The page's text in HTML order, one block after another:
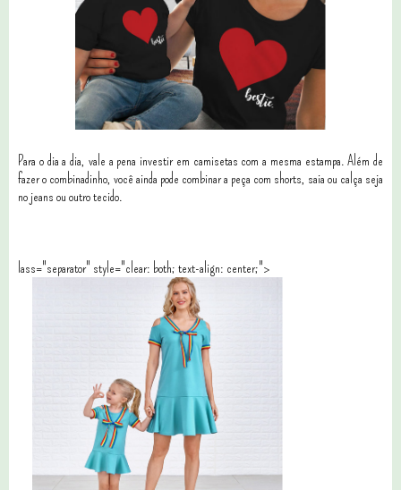
Para o dia a dia, vale a pena investir em camisetas com a mesma estampa. Além de
fazer o combinadinho, você ainda pode combinar a peça com shorts, saia ou calça seja
no jeans ou outro tecido.
lass="separator" style="clear: both; text-align: center;">